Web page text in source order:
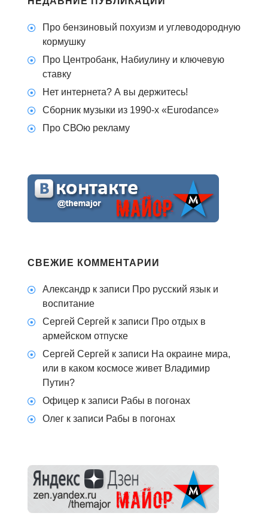
Про бензиновый похуизм и углеводородную
кормушку
Про Центробанк, Набиулину и ключевую
ставку
Нет интернета? А вы держитесь!
Сборник музыки из 1990-х «Eurodance»
Про СВОю рекламу
СВЕЖИЕ КОММЕНТАРИИ
Александр к записи Про русский язык и
воспитание
Сергей Сергей к записи Про отдых в
армейском отпуске
Сергей Сергей к записи На окраине мира,
или в каком космосе живет Владимир
Путин?
Офицер к записи Рабы в погонах
Олег к записи Рабы в погонах